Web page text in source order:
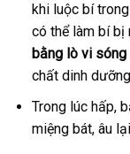
khi luộc bí
có thể làm bí bị
bằng lò vi sóng
chất dinh
Trong lúc hấp,
miệng bát, âu